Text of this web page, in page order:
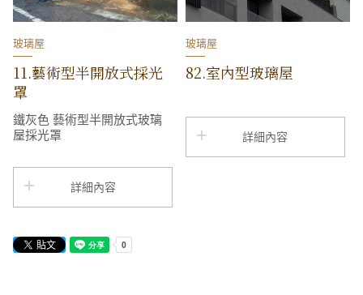
玻璃屋
11.藝術型半開放式採光
罩
鐵灰色 藝術型半開放式玻璃
屋採光罩
詳細內容
玻璃屋
82.室內型玻璃屋
詳細內容